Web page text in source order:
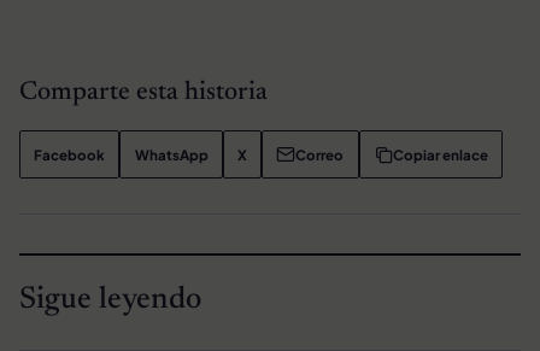
Comparte esta historia
Facebook WhatsApp X Correo Copiar enlace
Sigue leyendo